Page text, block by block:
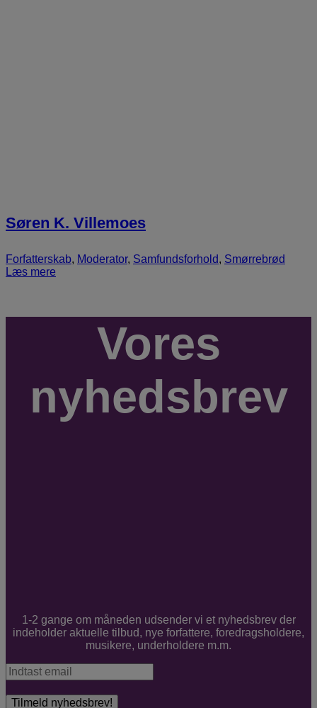
Søren K. Villemoes
Forfatterskab, Moderator, Samfundsforhold, Smørrebrød
Læs mere
Vores
nyhedsbrev
1-2 gange om måneden udsender vi et nyhedsbrev der
indeholder aktuelle tilbud, nye forfattere, foredragsholdere,
musikere, underholdere m.m.